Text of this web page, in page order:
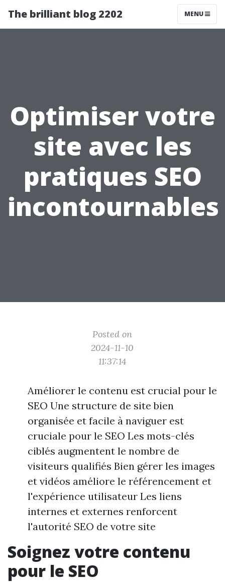
The brilliant blog 2202 MENU
Optimiser votre
site avec les
pratiques SEO
incontournables
Posted on
2024-11-10
11:37:14
Améliorer le contenu est crucial pour le
SEO Une structure de site bien
organisée et facile à naviguer est
cruciale pour le SEO Les mots-clés
ciblés augmentent le nombre de
visiteurs qualifiés Bien gérer les images
et vidéos améliore le référencement et
l'expérience utilisateur Les liens
internes et externes renforcent
l'autorité SEO de votre site
Soignez votre contenu
pour le SEO